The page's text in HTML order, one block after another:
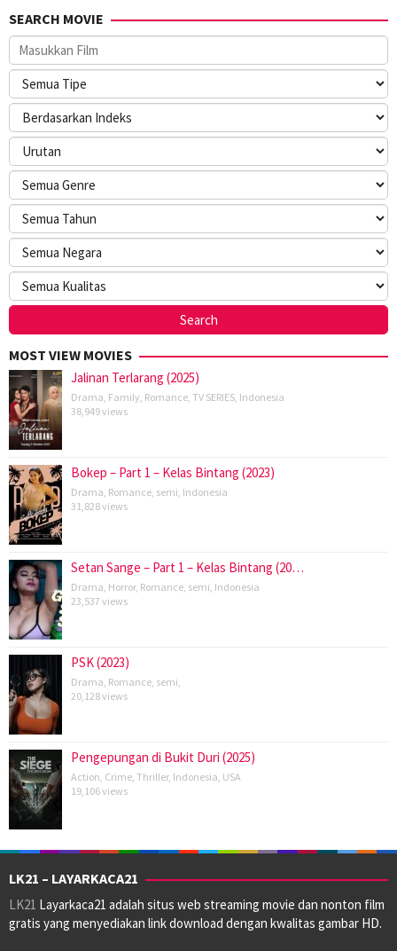
SEARCH MOVIE
MOST VIEW MOVIES
Jalinan Terlarang (2025)
Drama Family Romance TV SERIES Indonesia
38,949 views
Bokep – Part 1 – Kelas Bintang (2023)
Drama Romance semi Indonesia
31,828 views
Setan Sange – Part 1 – Kelas Bintang (20…
Drama Horror, Romance semi Indonesia
23,537 views
PSK (2023)
Drama Romance semi
20,128 views
Pengepungan di Bukit Duri (2025)
Action Crime Thriller, Indonesia USA
19,106 views
LK21 – LAYARKACA21
LK21 Layarkaca21 adalah situs web streaming movie dan nonton film
gratis yang menyediakan link download dengan kwalitas gambar HD.